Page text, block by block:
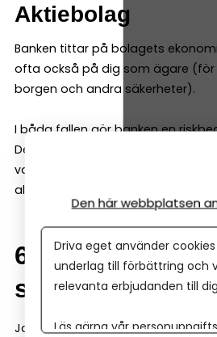
Aktiebolag
Banken tittar på bolagets
ofta också på dig som ägare (för
borgen och andra säkerheter).
I båda fallen gör banken en
Det är normalt – och inget
vara smart att jämföra fler
alternativ.
6. Kan man
senare?
Ja, det går.
Den här webbplatsen
Driva eget använder
underlag till förbättring och
relevanta erbjudanden till
Läs gärna vår